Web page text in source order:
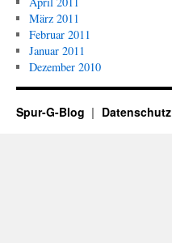
März 2011
Februar 2011
Januar 2011
Dezember 2010
Spur-G-Blog Datenschutz